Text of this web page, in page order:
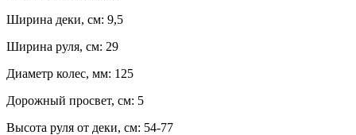
Ширина деки, см: 9,5
Ширина руля, см: 29
Диаметр колес, мм: 125
Дорожный просвет, см: 5
Высота руля от деки, см: 54-77